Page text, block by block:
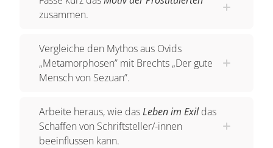
"Fanny Kress" oder "Der Huren einziger Freund"
Entwurf zu "Fanny Kress" oder "Der Huren
einziger Freund". Dieser Plan enthält bereits das
Tabakhändler, um anderen Prostituierten zu
helfen.
zusammen.
Vergleiche den Mythos aus Ovids
„Metamorphosen” mit Brechts „Der gute
Mensch von Sezuan”.
Arbeite heraus, wie dasLeben im Exildas
Schaffen von Schriftsteller/-innen
beeinflussen kann.